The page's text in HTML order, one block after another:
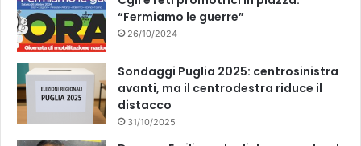
“Fermiamo le guerre”
26/10/2024
Sondaggi Puglia 2025: centrosinistra
avanti, ma il centrodestra riduce il
distacco
31/10/2025